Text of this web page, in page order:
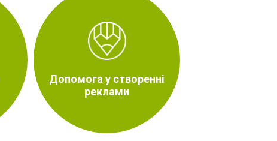
Допомога у створенні
реклами